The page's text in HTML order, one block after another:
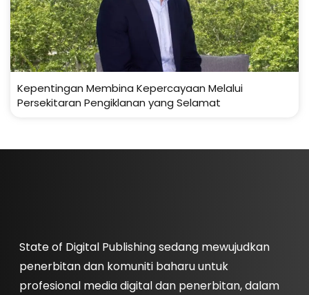
Kepentingan Membina Kepercayaan Melalui
Persekitaran Pengiklanan yang Selamat
State of Digital Publishing sedang mewujudkan
penerbitan dan komuniti baharu untuk
profesional media digital dan penerbitan, dalam